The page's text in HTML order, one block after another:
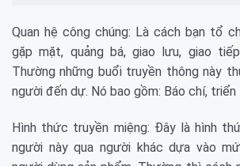
Quan hệ công chúng: Là cách bạn tổ
gặp mặt, quảng bá, giao lưu, giao
Thường những buổi truyền thông này
người đến dự. Nó bao gồm: Báo chí, triển
Hình thức truyền miệng: Đây là hình
người này qua người khác dựa vào